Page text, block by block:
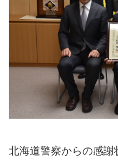
北海道警察からの感